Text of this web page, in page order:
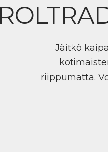
Jäitkö
riippumatta.